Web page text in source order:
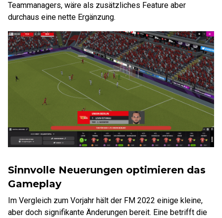
Teammanagers, wäre als zusätzliches Feature aber
durchaus eine nette Ergänzung.
Sinnvolle Neuerungen optimieren das
Gameplay
Im Vergleich zum Vorjahr hält der FM 2022 einige kleine,
aber doch signifikante Änderungen bereit. Eine betrifft die